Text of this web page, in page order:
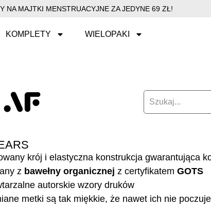
NA MAJTKI MENSTRUACYJNE ZA JEDYNE 69 ZŁ!
KOMPLETY WIELOPAKI
krój i elastyczna konstrukcja gwarantująca
z bawełny organicznej z certyfikatem GOTS
autorskie wzory druków
metki są tak miękkie, że nawet ich nie